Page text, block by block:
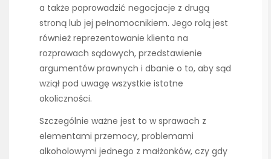
a także poprowadzić negocjacje z drugą
stroną lub jej pełnomocnikiem. Jego rolą jest
również reprezentowanie klienta na
rozprawach sądowych, przedstawienie
argumentów prawnych i dbanie o to, aby sąd
wziął pod uwagę wszystkie istotne
okoliczności.
Szczególnie ważne jest to w sprawach z
elementami przemocy, problemami
alkoholowymi jednego z małżonków, czy gdy